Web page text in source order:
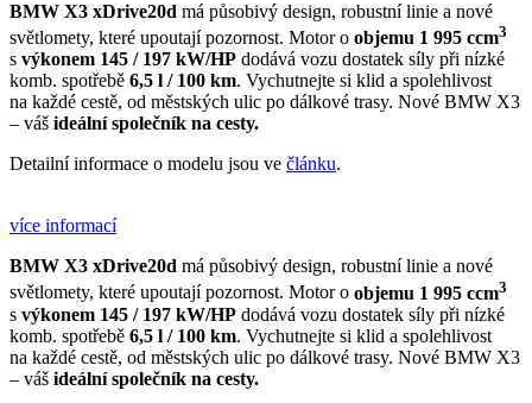
BMW X3 xDrive20d má působivý design, robustní linie a nové
světlomety, které upoutají pozornost. Motor o objemu 1 995 ccm3
s výkonem 145 / 197 kW/HP dodává vozu dostatek síly při nízké
komb. spotřebě 6,5 l / 100 km. Vychutnejte si klid a spolehlivost
na každé cestě, od městských ulic po dálkové trasy. Nové BMW X3
– váš ideální společník na cesty.
Detailní informace o modelu jsou ve článku.
více informací
BMW X3 xDrive20d má působivý design, robustní linie a nové
světlomety, které upoutají pozornost. Motor o objemu 1 995 ccm3
s výkonem 145 / 197 kW/HP dodává vozu dostatek síly při nízké
komb. spotřebě 6,5 l / 100 km. Vychutnejte si klid a spolehlivost
na každé cestě, od městských ulic po dálkové trasy. Nové BMW X3
– váš ideální společník na cesty.